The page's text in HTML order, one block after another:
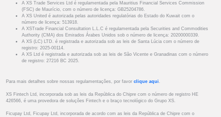
A XS Trade Services Ltd é regulamentada pela Mauritius Financial Services Commission
(FSC) de Maurício, com o número de licença: GB25204786.
A XS United é autorizada pelas autoridades regulatórias do Estado do Kuwait com o
número de licença: 513918.
A XSTrade Financial Consultation L.L.C é regulamentada pela Securities and Commodities
Authority (CMA) dos Emirados Árabes Unidos sob o número de licença: 20200000339.
A XS (LC) LTD. é registrada e autorizada sob as leis de Santa Lúcia com o número de
registro: 2025-00114.
A XS Ltd é registrada e autorizada sob as leis de São Vicente e Granadinas com o número
de registro: 27216 BC 2025.
Para mais detalhes sobre nossas regulamentações, por favor clique aqui .
XS Fintech Ltd, incorporada sob as leis da República do Chipre com o número de registro HE
426566, é uma provedora de soluções Fintech e o braço tecnológico do Grupo XS.
Ficupay Ltd, Ficupay Ltd, incorporada de acordo com as leis da República de Chipre com o